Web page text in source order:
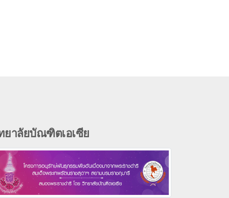
ยาลัยบัณฑิตเอเซีย